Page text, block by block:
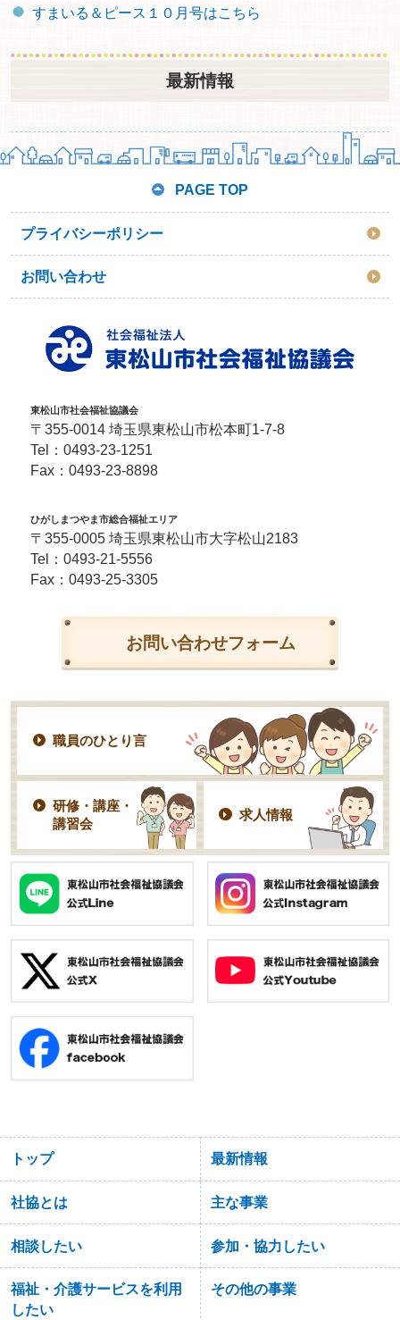
すまいる＆ピース１０月号はこちら
最新情報
PAGE TOP
プライバシーポリシー
お問い合わせ
東松山市社会福祉協議会
〒355-0014 埼玉県東松山市松本町1-7-8
Tel： 0493-23-1251
Fax：0493-23-8898
ひがしまつやま市総合福祉エリア
〒355-0005 埼玉県東松山市大字松山2183
Tel： 0493-21-5556
Fax：0493-25-3305
お問い合わせフォーム
職員のひとり言
研修・講座・
講習会
求人情報
トップ 最新情報
社協とは 主な事業
相談したい 参加・協力したい
福祉・介護サービスを利用
したい
その他の事業